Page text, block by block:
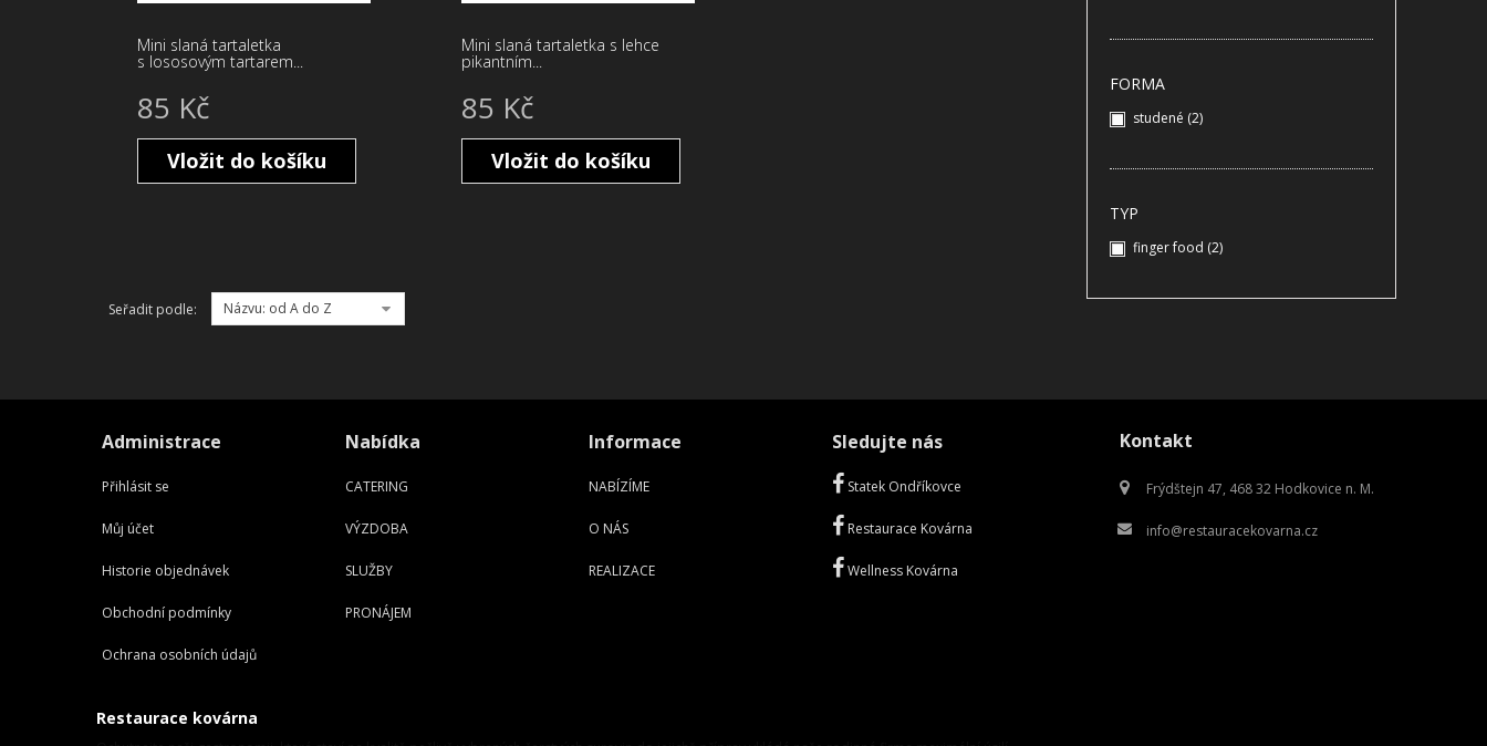
FORMA
studené (2)
TYP
finger food (2)
Mini slaná tartaletka
s lososovým tartarem...
85 Kč
Vložit do košíku
Mini slaná tartaletka s lehce
pikantním...
85 Kč
Vložit do košíku
Seřadit podle: Názvu: od A do Z
Administrace
Přihlásit se
Můj účet
Historie objednávek
Obchodní podmínky
Ochrana osobních údajů
Nabídka
CATERING
VÝZDOBA
SLUŽBY
PRONÁJEM
Informace
NABÍZÍME
O NÁS
REALIZACE
Sledujte nás
Statek Ondříkovce
Restaurace Kovárna
Wellness Kovárna
Kontakt
Frýdštejn 47, 468 32 Hodkovice n. M.
info@restauracekovarna.cz
Restaurace kovárna